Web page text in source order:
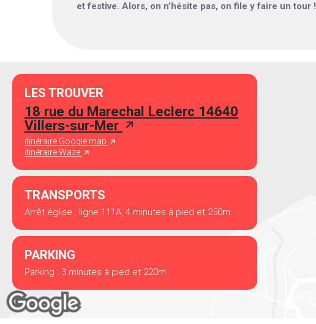
et festive. Alors, on n’hésite pas, on file y faire un tour !
LES TROUVER
18 rue du Marechal Leclerc 14640
Villers-sur-Mer
itinéraire Google map
itinéraire Waze
TRANSPORTS
Arrêt église : ligne 111A, 4 minutes à pied et 250m.
PARKING
Parking : 3 minutes à pied et 220m.